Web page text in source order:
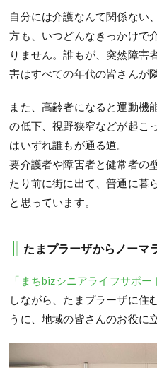
自分には介護なんて関係ない
方も、いつどんなきっかけで
りません。誰もが、突然障害
害はすべての年代の皆さんが
また、高齢者になると運動機
の低下、視野狭窄などが起こ
はいずれ誰もが通る道。
要介護者や障害者と健常者の
たり前に街に出て、普通に暮
と思っています。
たまプラーザからノーマ
「まちbizシニアライフサポー
しながら、たまプラーザに住
うに、地域の皆さんのお役に